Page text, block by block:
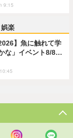
9:15
楽
】魚に触れて学
な」イベント8/8…